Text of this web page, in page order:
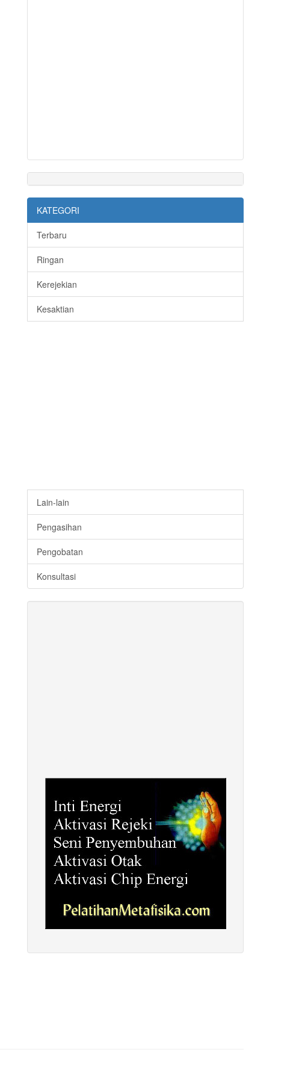
KATEGORI
Terbaru
Ringan
Kerejekian
Kesaktian
Lain-lain
Pengasihan
Pengobatan
Konsultasi